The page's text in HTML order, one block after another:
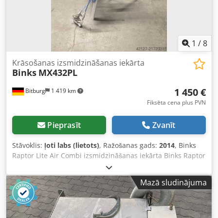
atsperi iepriekš nospriegoti blīvējumi - Liels inspekcijas
lodziņš atdalīšanas šķidrumam - Ražots atbilstoši ISO 9001,
sertificēts ar CE un ATEX Raptor Lite sūkņa specifikācijas: -
MX4/32 – pārnesuma attiecība 32:1 - Maksimālā materiāla
plūsma: 4 l/min - Maksimālais darba spiediens: 256 bar
1 /8
Bitburg 1 419 km
Krāsošanas izsmidzināšanas iekārta
Binks MX432PL
1 450 €
Fiksēta cena plus PVN
Pieprasīt Zvanīt
Stāvoklis: ļoti labs (lietots), Ražošanas gads: 2014, Binks
Raptor Lite Air Combi izsmidzināšanas iekārta Binks Raptor
Lite uz trijkāja apvieno JAUNO Binks nerūsējošā tērauda
sūkni MX 4/32 ar JAUNO Binks AirCombi izsmidzināšanas
pistoli AA4400M. Tas nodrošina bezpulsu krāsas padevi un
perfekti kvalitatīvu virsmas apdari. Raptor Lite ir izdevīgs
un izturīgs pilnais risinājums dažādiem amatniecības un
Mazā sludinājuma